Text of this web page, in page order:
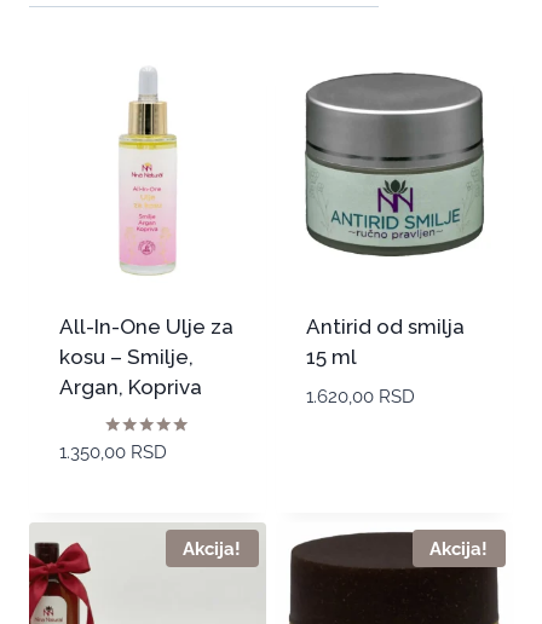
All-In-One Ulje za
kosu – Smilje,
Argan, Kopriva
Ocenjeno sa
1.350,00 RSD
Antirid od smilja
15 ml
1.620,00 RSD
Akcija! Akcija!